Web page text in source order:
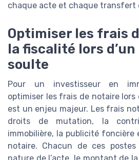
chaque acte et chaque transfert
Optimiser les frais
la fiscalité lors
soulte
Pour un investisseur en
optimiser les frais de notaire lors
est un enjeu majeur. Les frais
droits de mutation, la
immobilière, la publicité foncière
notaire. Chacun de ces
nature de l’acte, le montant de